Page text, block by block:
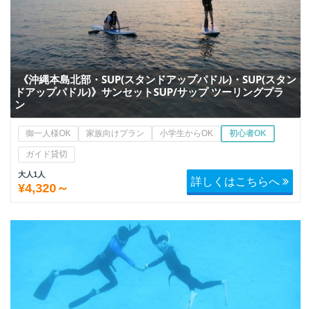
《沖縄本島北部・SUP(スタンドアップパドル)・SUP(スタン
ドアップパドル)》サンセットSUP/サップ ツーリングプラ
ン
御一人様OK 家族向けプラン 小学生からOK 初心者OK
ガイド貸切
大人1人
¥4,320～ 詳しくはこちらへ